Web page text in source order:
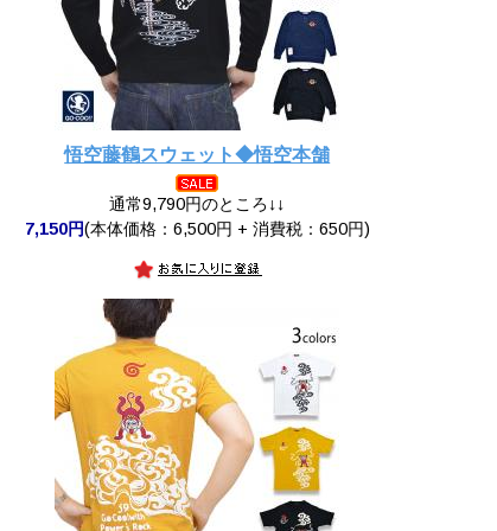
悟空藤鶴スウェット◆悟空本舗
通常9,790円のところ↓↓
7,150円(本体価格：6,500円 + 消費税：650円)